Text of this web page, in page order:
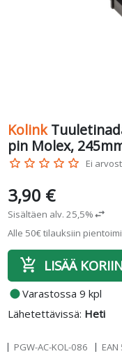
Kolink
pin Molex,
star_border star_border star_border star_border star_border Ei
3,90 €
Sisältäen alv. 25,5%swap_horiz
Alle 50€ tilauksiin
add_shopping_cart LISÄÄ
fiber_manual_recordVarastossa 9 kpl
Lähetettävissä: Heti
PGW-AC-KOL-086 EAN